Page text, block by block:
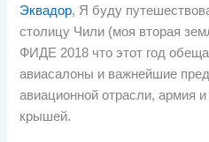
Эквадор, Я буду
столицу Чили (моя вторая
ФИДЕ 2018 что этот год
авиасалоны и важнейшие
авиационной отрасли, армия
крышей.